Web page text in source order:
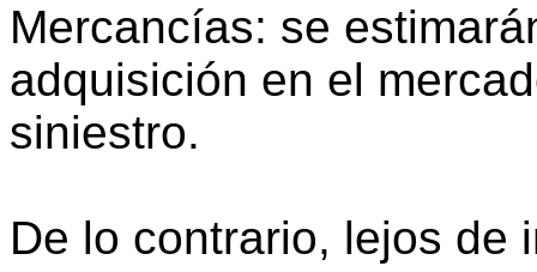
Mercancías: se
adquisición en el
siniestro.
De lo contrario, lejos de